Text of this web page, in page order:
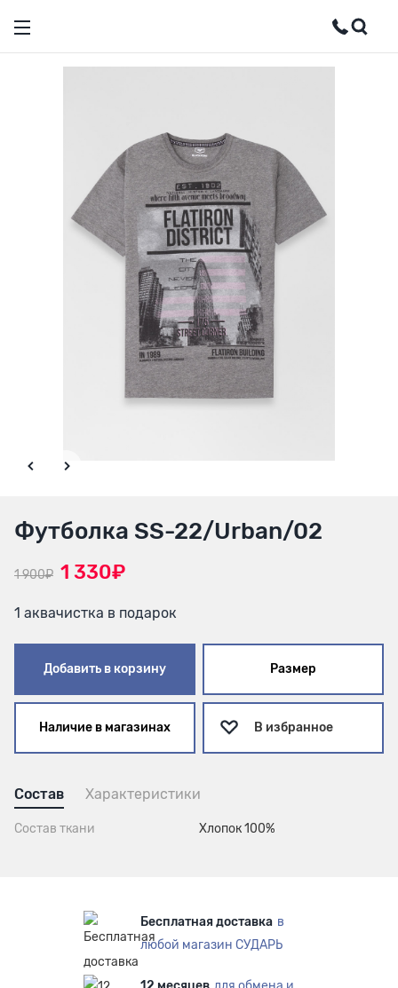
Футболка SS-22/Urban/02
1 900₽ 1 330₽
1 аквачистка в подарок
Добавить в корзину Размер
Наличие в магазинах В избранное
Состав Характеристики
Состав ткани Хлопок 100%
Бесплатная доставка в
любой магазин СУДАРЬ